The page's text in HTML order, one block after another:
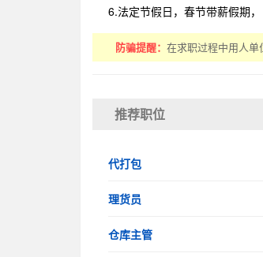
6.法定节假日，春节带薪假期，
防骗提醒：在求职过程中用人
推荐职位
代打包
理货员
仓库主管